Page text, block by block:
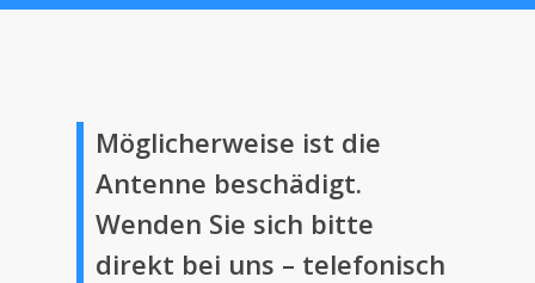
Möglicherweise ist die
Antenne beschädigt.
Wenden Sie sich bitte
direkt bei uns – telefonisch